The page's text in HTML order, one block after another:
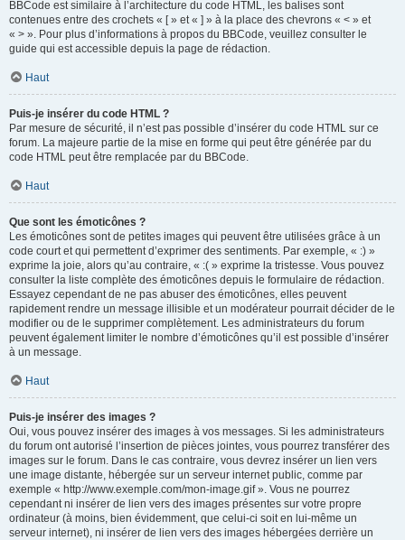
BBCode est similaire à l’architecture du code HTML, les balises sont
contenues entre des crochets « [ » et « ] » à la place des chevrons « < » et
« > ». Pour plus d’informations à propos du BBCode, veuillez consulter le
guide qui est accessible depuis la page de rédaction.
Haut
Puis-je insérer du code HTML ?
Par mesure de sécurité, il n’est pas possible d’insérer du code HTML sur ce
forum. La majeure partie de la mise en forme qui peut être générée par du
code HTML peut être remplacée par du BBCode.
Haut
Que sont les émoticônes ?
Les émoticônes sont de petites images qui peuvent être utilisées grâce à un
code court et qui permettent d’exprimer des sentiments. Par exemple, « :) »
exprime la joie, alors qu’au contraire, « :( » exprime la tristesse. Vous pouvez
consulter la liste complète des émoticônes depuis le formulaire de rédaction.
Essayez cependant de ne pas abuser des émoticônes, elles peuvent
rapidement rendre un message illisible et un modérateur pourrait décider de le
modifier ou de le supprimer complètement. Les administrateurs du forum
peuvent également limiter le nombre d’émoticônes qu’il est possible d’insérer
à un message.
Haut
Puis-je insérer des images ?
Oui, vous pouvez insérer des images à vos messages. Si les administrateurs
du forum ont autorisé l’insertion de pièces jointes, vous pourrez transférer des
images sur le forum. Dans le cas contraire, vous devrez insérer un lien vers
une image distante, hébergée sur un serveur internet public, comme par
exemple « http://www.exemple.com/mon-image.gif ». Vous ne pourrez
cependant ni insérer de lien vers des images présentes sur votre propre
ordinateur (à moins, bien évidemment, que celui-ci soit en lui-même un
serveur internet), ni insérer de lien vers des images hébergées derrière un